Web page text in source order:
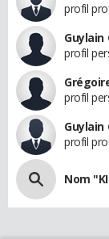
profil
Guylain
profil
profil
Guylain
profil
Nom